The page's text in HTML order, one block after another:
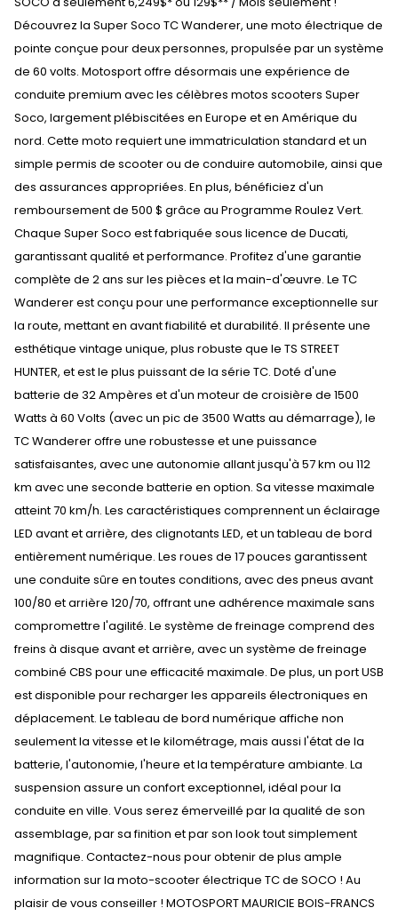
Découvrez la Super Soco TC Wanderer, une moto électrique de
pointe conçue pour deux personnes, propulsée par un système
de 60 volts. Motosport offre désormais une expérience de
conduite premium avec les célèbres motos scooters Super
Soco, largement plébiscitées en Europe et en Amérique du
nord. Cette moto requiert une immatriculation standard et un
simple permis de scooter ou de conduire automobile, ainsi que
des assurances appropriées. En plus, bénéficiez d'un
remboursement de 500 $ grâce au Programme Roulez Vert.
Chaque Super Soco est fabriquée sous licence de Ducati,
garantissant qualité et performance. Profitez d'une garantie
complète de 2 ans sur les pièces et la main-d'œuvre. Le TC
Wanderer est conçu pour une performance exceptionnelle sur
la route, mettant en avant fiabilité et durabilité. Il présente une
esthétique vintage unique, plus robuste que le TS STREET
HUNTER, et est le plus puissant de la série TC. Doté d'une
batterie de 32 Ampères et d'un moteur de croisière de 1500
Watts à 60 Volts (avec un pic de 3500 Watts au démarrage), le
TC Wanderer offre une robustesse et une puissance
satisfaisantes, avec une autonomie allant jusqu'à 57 km ou 112
km avec une seconde batterie en option. Sa vitesse maximale
atteint 70 km/h. Les caractéristiques comprennent un éclairage
LED avant et arrière, des clignotants LED, et un tableau de bord
entièrement numérique. Les roues de 17 pouces garantissent
une conduite sûre en toutes conditions, avec des pneus avant
100/80 et arrière 120/70, offrant une adhérence maximale sans
compromettre l'agilité. Le système de freinage comprend des
freins à disque avant et arrière, avec un système de freinage
combiné CBS pour une efficacité maximale. De plus, un port USB
est disponible pour recharger les appareils électroniques en
déplacement. Le tableau de bord numérique affiche non
seulement la vitesse et le kilométrage, mais aussi l'état de la
batterie, l'autonomie, l'heure et la température ambiante. La
suspension assure un confort exceptionnel, idéal pour la
conduite en ville. Vous serez émerveillé par la qualité de son
assemblage, par sa finition et par son look tout simplement
magnifique. Contactez-nous pour obtenir de plus ample
information sur la moto-scooter électrique TC de SOCO ! Au
plaisir de vous conseiller ! MOTOSPORT MAURICIE BOIS-FRANCS